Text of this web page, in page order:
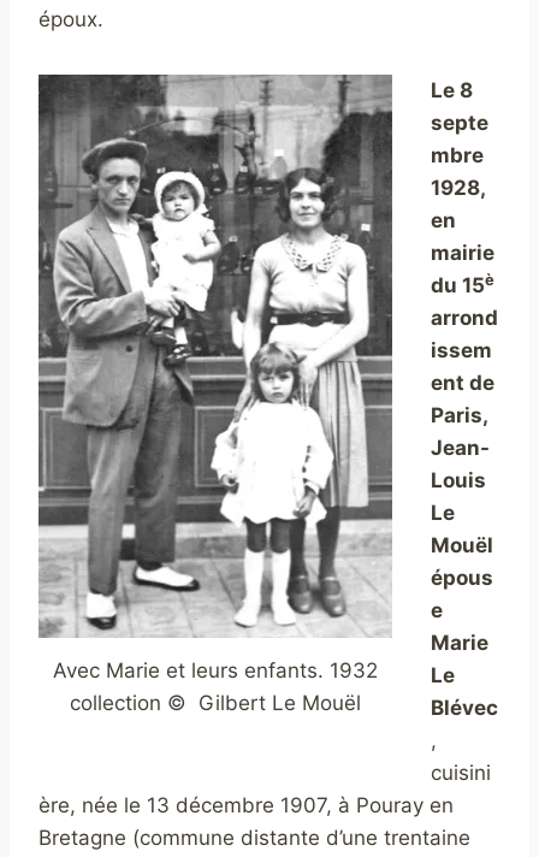
époux.
Avec Marie et leurs enfants. 1932
collection © Gilbert Le Mouël
Le 8
septe
mbre
1928,
en
mairie
du 15è
arrond
issem
ent de
Paris,
Jean-
Louis
Le
Mouël
épous
e
Marie
Le
Blévec
,
cuisini
ère, née le 13 décembre 1907, à Pouray en
Bretagne (commune distante d’une trentaine